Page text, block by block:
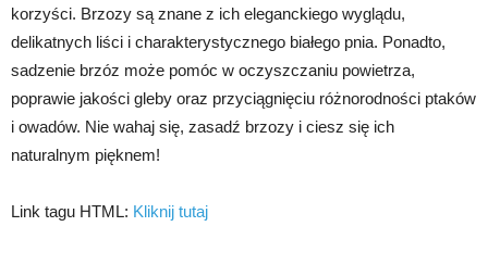
korzyści. Brzozy są znane z ich eleganckiego wyglądu,
delikatnych liści i charakterystycznego białego pnia. Ponadto,
sadzenie brzóz może pomóc w oczyszczaniu powietrza,
poprawie jakości gleby oraz przyciągnięciu różnorodności ptaków
i owadów. Nie wahaj się, zasadź brzozy i ciesz się ich
naturalnym pięknem!
Link tagu HTML: Kliknij tutaj